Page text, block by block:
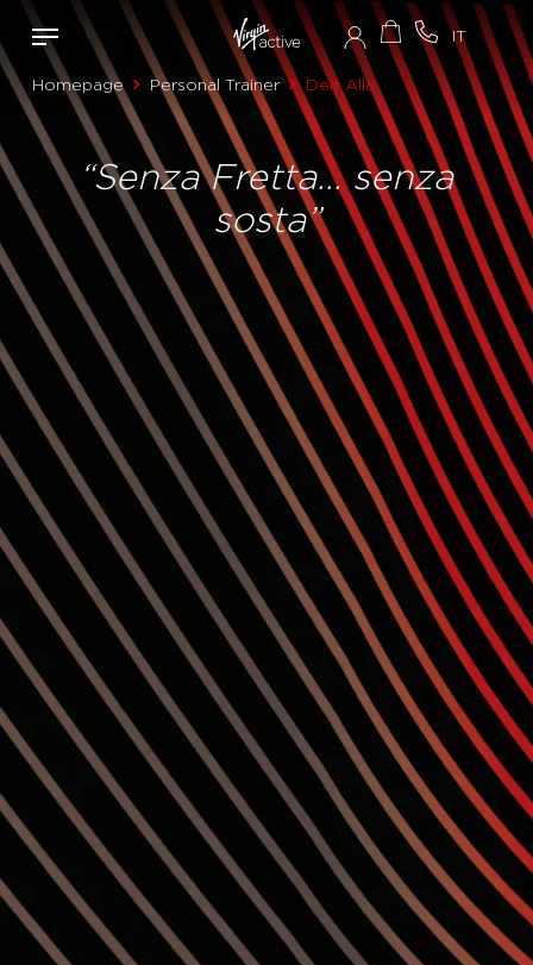
Homepage Personal Trainer Deif Alla
“Senza Fretta... senza
sosta”